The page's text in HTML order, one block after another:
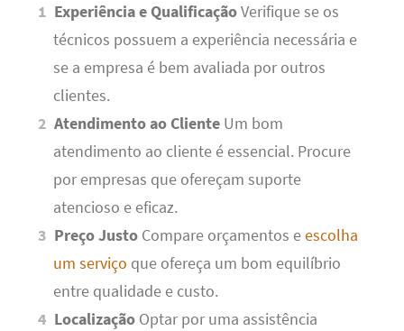
Experiência e QualificaçãoVerifique se os
técnicos possuem a experiência necessária e
se a empresa é bem avaliada por outros
clientes.
Atendimento ao Cliente Um bom
atendimento ao cliente é essencial. Procure
por empresas que ofereçam suporte
atencioso e eficaz.
Preço Justo Compare orçamentos eescolha
um serviço que ofereça um bom equilíbrio
entre qualidade e custo.
Localização Optar por uma assistência